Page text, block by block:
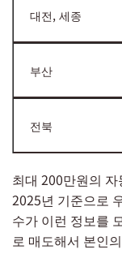
대전, 세종
부산
전북
최대 200만원의
2025년 기준으로
수가 이런 정보를
로 매도해서 본인